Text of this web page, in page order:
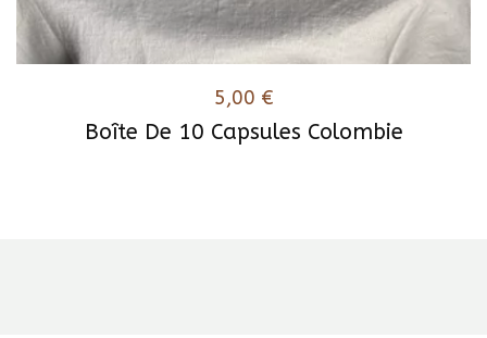
Boîte De 10 Capsules Colombie
5,00 €